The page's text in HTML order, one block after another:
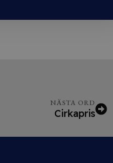
NÄSTA ORD
Cirkapris